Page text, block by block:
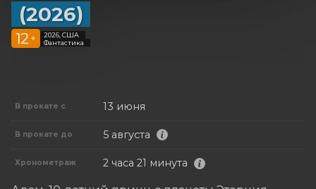
(2026)
12 +
2026, США
Фантастика
В прокате с 13 июня
В прокате до 5 августа
Хронометраж 2 часа 21 минута